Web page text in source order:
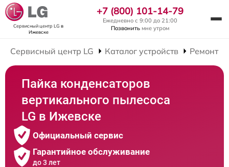
Сервисный центр LG в
Ижевске
+7 (800) 101-14-79
Ежедневно с 9:00 до 21:00
Позвонить мне утром
Сервисный центр LG Каталог устройств Ремонт
Пайка конденсаторов
вертикального пылесоса
LG в Ижевске
Официальный сервис
Гарантийное обслуживание
до 3 лет